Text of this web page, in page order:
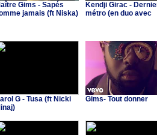
Gims - Sapés
jamais (ft Niska)
Kendji Girac -
métro (en duo avec
G - Tusa (ft Nicki
Gims- Tout donner